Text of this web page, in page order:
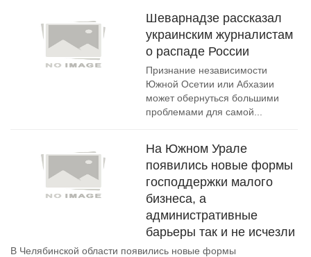
Шеварнадзе рассказал
украинским журналистам
о распаде России
Признание независимости
Южной Осетии или Абхазии
может обернуться большими
проблемами для самой...
На Южном Урале
появились новые формы
господдержки малого
бизнеса, а
административные
барьеры так и не исчезли
В Челябинской области появились новые формы